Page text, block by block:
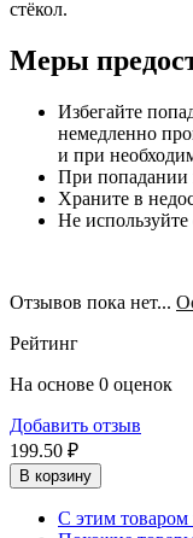
стёкол.
Меры
Избегайте
немедленно
и при
При попадании
Храните в
Не используйте
Отзывов пока нет...
Рейтинг
На основе 0 оценок
Добавить отзыв
199.50 ₽
В корзину
С этим